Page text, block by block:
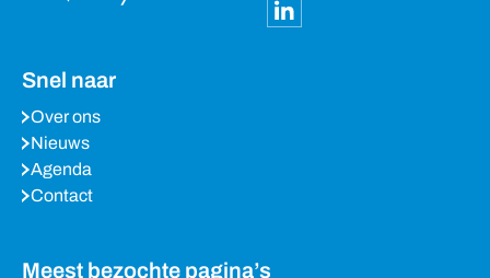
Snel naar
Over ons
Nieuws
Agenda
Contact
Meest bezochte pagina’s